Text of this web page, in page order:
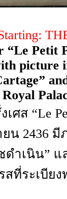
“Le Petit
picture
ศส “Le
ยน 2436
ำเนิน” แ
สที่ระเบีย